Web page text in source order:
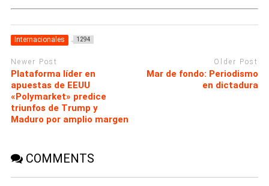
Internacionales 1294
Newer Post
Plataforma líder en
apuestas de EEUU
«Polymarket» predice
triunfos de Trump y
Maduro por amplio margen
Older Post
Mar de fondo: Periodismo
en dictadura
COMMENTS